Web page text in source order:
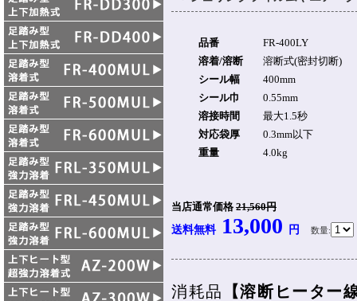
品番
FR-400LY
溶着/溶断
溶断式(密封切断)
シール幅
400mm
シール巾
0.55mm
溶接時間
最大1.5秒
対応袋厚
0.3mm以下
重量
4.0kg
当店通常価格 21,560円
送料無料13,000 円 数量:
消耗品 【溶断ヒーター